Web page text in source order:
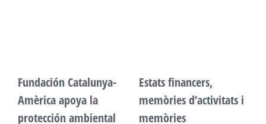
Fundación Catalunya-
Amèrica apoya la
protección ambiental
Estats financers,
memòries d’activitats i
memòries